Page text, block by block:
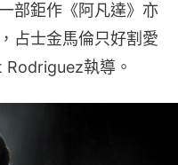
部鉅作《阿凡達》亦
占士金馬倫只好割愛
執導。